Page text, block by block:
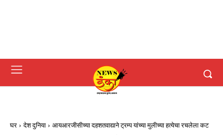
घर देश दुनिया आयआरजीसीच्या दहशतवाद्याने ट्रम्प यांच्या मुलीच्या हत्येचा रचलेला कट